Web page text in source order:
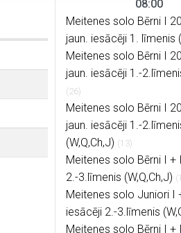
08:00
Meitenes solo Bērni I
jaun. iesācēji 1. līmenis
Meitenes solo Bērni I
jaun. iesācēji 1.-
(26)
Meitenes solo Bērni I
jaun. iesācēji 1.-
(W,Q,Ch,J) (13)
Meitenes solo Bērni I +
2.-3.līmenis (W,Q,Ch,J)
Meitenes solo Juniori I
iesācēji 2.-3.līmenis
Meitenes solo Bērni I +